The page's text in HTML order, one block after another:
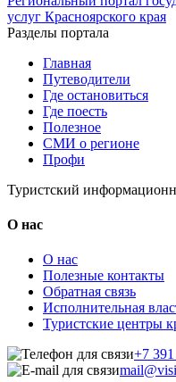
услуг Красноярского края
Разделы портала
Главная
Путеводители
Где остановиться
Где поесть
Полезное
СМИ о регионе
Профи
Туристский
О нас
О нас
Полезные контакты
Обратная связь
Исполнительная
Туристские центры
+7